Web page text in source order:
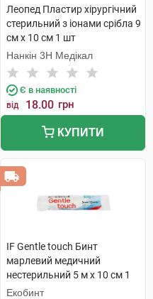
Леопед Пластир хірургічний
стерильний з іонами срібла 9
см х 10 см 1 шт
Нанкін 3H Медікал
Є в наявності
від 18.00 грн
КУПИТИ
IF Gentle touch Бинт
марлевий медичний
нестерильний 5 м х 10 см 1
шт
Екобинт